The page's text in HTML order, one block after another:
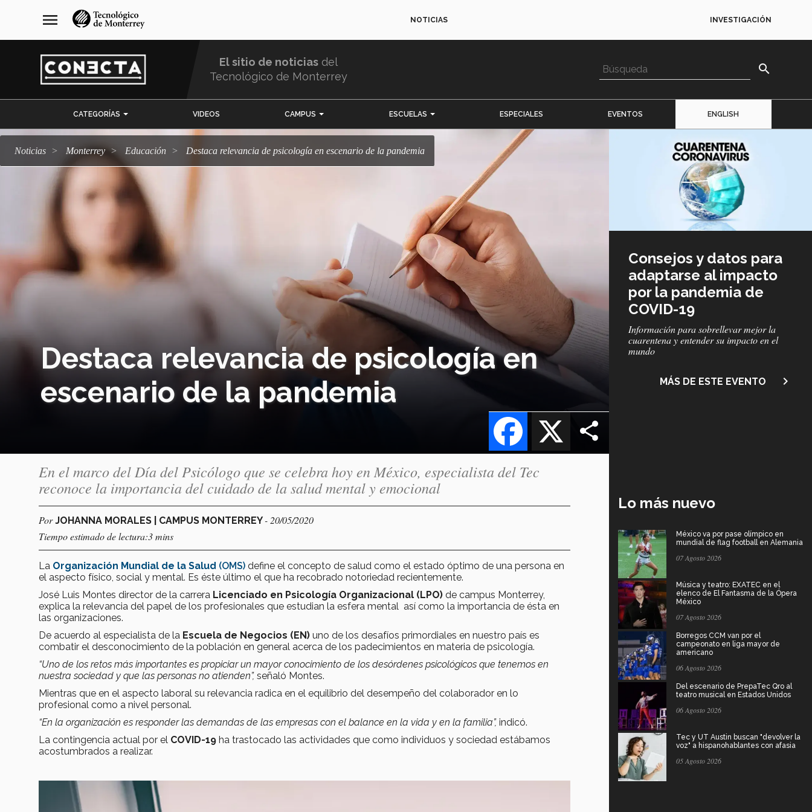
navegación
principal
menu NOTICIAS INVESTIGACIÓN
El sitio de noticias del
Tecnológico de Monterrey
search
CATEGORÍAS VIDEOS CAMPUS ESCUELAS ESPECIALES EVENTOS ENGLISH
Noticias Monterrey Educación Destaca relevancia de psicología en escenario de la pandemia
Destaca relevancia de psicología en
escenario de la pandemia
X
Facebook
Consejos y datos para
adaptarse al impacto
por la pandemia de
COVID-19
Subtítulo
Información para sobrellevar mejor la
cuarentena y entender su impacto en el
mundo
MÁS DE ESTE EVENTO navigate_next
En el marco del Día del Psicólogo que se celebra hoy en México, especialista del Tec
reconoce la importancia del cuidado de la salud mental y emocional
PorJOHANNA MORALES | CAMPUS MONTERREY- 20/05/2020
Tiempo estimado de lectura:3 mins
La Organización Mundial de la Salud (OMS) define el concepto de salud como el estado óptimo de una persona en
el aspecto físico, social y mental. Es éste último el que ha recobrado notoriedad recientemente.
José Luis Montes director de la carrera Licenciado en Psicología Organizacional (LPO) de campus Monterrey,
explica la relevancia del papel de los profesionales que estudian la esfera mental así como la importancia de ésta en
las organizaciones.
De acuerdo al especialista de la Escuela de Negocios (EN) uno de los desafíos primordiales en nuestro país es
combatir el desconocimiento de la población en general acerca de los padecimientos en materia de psicología.
“Uno de los retos más importantes es propiciar un mayor conocimiento de los desórdenes psicológicos que tenemos en
nuestra sociedad y que las personas no atienden”, señaló Montes.
Mientras que en el aspecto laboral su relevancia radica en el equilibrio del desempeño del colaborador en lo
profesional como a nivel personal.
“En la organización es responder las demandas de las empresas con el balance en la vida y en la familia”, indicó.
La contingencia actual por el COVID-19 ha trastocado las actividades que como individuos y sociedad estábamos
acostumbrados a realizar.
Lo más nuevo
México va por pase olímpico en
mundial de flag football en Alemania
07 Agosto 2026
Música y teatro: EXATEC en el
elenco de El Fantasma de la Ópera
México
07 Agosto 2026
Borregos CCM van por el
campeonato en liga mayor de
americano
06 Agosto 2026
Del escenario de PrepaTec Qro al
teatro musical en Estados Unidos
06 Agosto 2026
Tec y UT Austin buscan "devolver la
voz" a hispanohablantes con afasia
05 Agosto 2026